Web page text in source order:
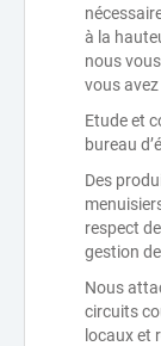
à la
nous
vous
Etude et
bureau
Des
respect
gestion
Nous
circuits
locaux et